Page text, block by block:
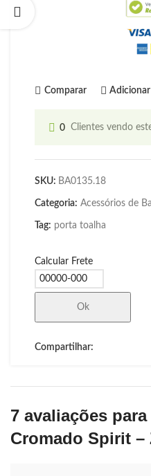
Comparar
0 Clientes vendo
SKU: BA0135.18
Categoria: Acessórios de
Tag: porta toalha
Calcular Frete
Ok
Compartilhar:
7 avaliações para
Cromado Spirit –